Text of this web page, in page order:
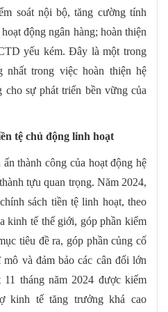
soát nội bộ, tăng cường tính
động ngân hàng; hoàn thiện
yếu kém. Đây là một trong
nhất trong việc hoàn thiện hệ
cho sự phát triển bền vững của
tệ chủ động linh hoạt
thành công của hoạt động hệ
tựu quan trọng. Năm 2024,
sách tiền tệ linh hoạt, theo
kinh tế thế giới, góp phần kiểm
tiêu đề ra, góp phần củng cố
và đảm bảo các cân đối lớn
tháng năm 2024 được kiểm
kinh tế tăng trưởng khá cao